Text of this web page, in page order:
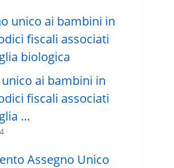
ai bambini in
fiscali associati
…